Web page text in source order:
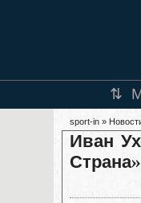
sport-in »
Иван
Страна»